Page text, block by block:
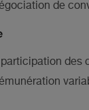
de
des